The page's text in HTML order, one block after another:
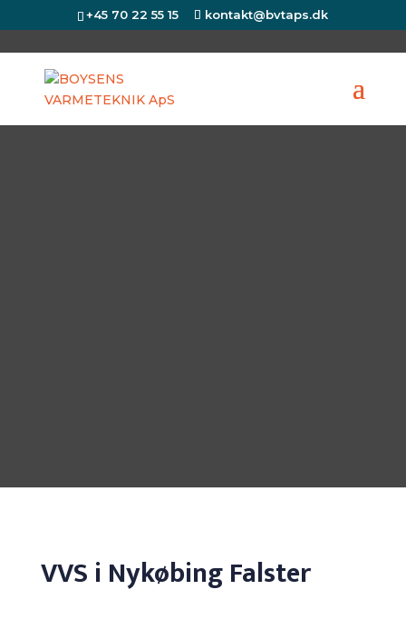
+45 70 22 55 15 kontakt@bvtaps.dk
VVS i Nykøbing Falster